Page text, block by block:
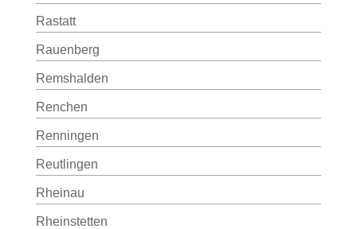
Rastatt
Rauenberg
Remshalden
Renchen
Renningen
Reutlingen
Rheinau
Rheinstetten